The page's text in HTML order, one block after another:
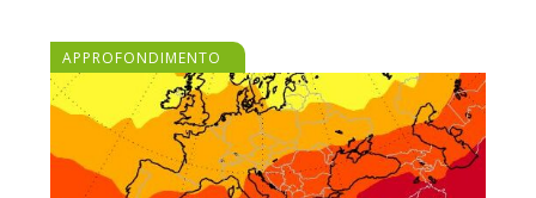
APPROFONDIMENTO